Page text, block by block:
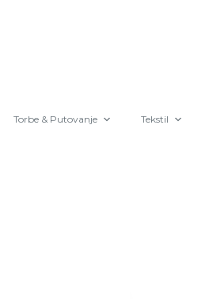
Torbe & Putovanje Tekstil